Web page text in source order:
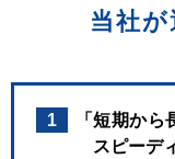
当社
1
「短期か
スピーデ